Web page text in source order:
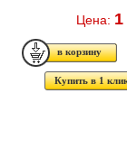
Цена:
Купить в 1